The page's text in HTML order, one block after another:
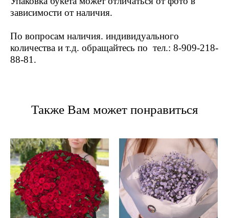
зависимости от наличия.
По вопросам наличия. индивидуального
количества и т.д. обращайтесь по тел.: 8-909-218-
88-81.
Также Вам может понравиться